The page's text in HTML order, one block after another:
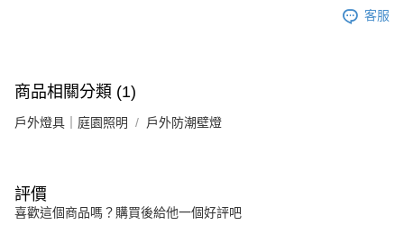
客服
商品相關分類 (1)
戶外燈具｜庭園照明 戶外防潮壁燈
評價
喜歡這個商品嗎？購買後給他一個好評吧